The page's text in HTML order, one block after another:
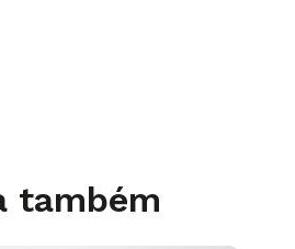
também